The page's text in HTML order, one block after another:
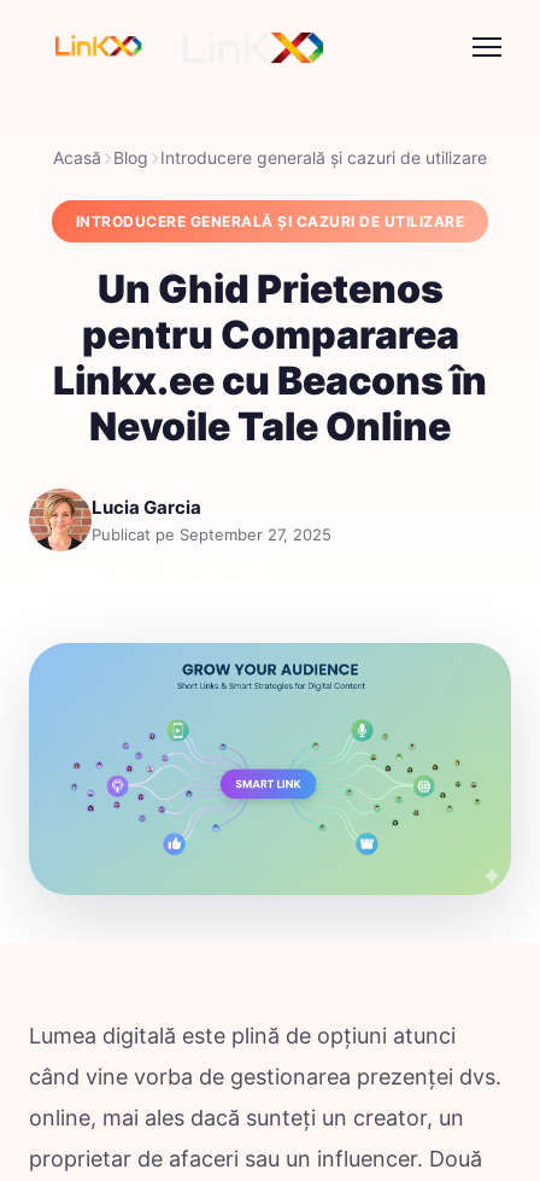
Acasă Blog Introducere generală și cazuri de utilizare
INTRODUCERE GENERALĂ ȘI CAZURI DE UTILIZARE
Un Ghid Prietenos
pentru Compararea
Linkx.ee cu Beacons în
Nevoile Tale Online
Lucia Garcia
Publicat pe September 27, 2025
Lumea digitală este plină de opțiuni atunci
când vine vorba de gestionarea prezenței dvs.
online, mai ales dacă sunteți un creator, un
proprietar de afaceri sau un influencer. Două